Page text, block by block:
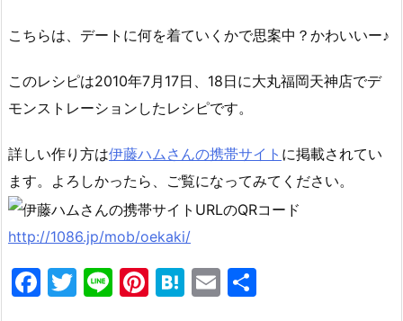
こちらは、デートに何を着ていくかで思案中？かわいいー♪
このレシピは2010年7月17日、18日に大丸福岡天神店でデ
モンストレーションしたレシピです。
詳しい作り方は伊藤ハムさんの携帯サイト に掲載されてい
ます。よろしかったら、ご覧になってみてください。
http://1086.jp/mob/oekaki/
F
T
Li Pi H
E